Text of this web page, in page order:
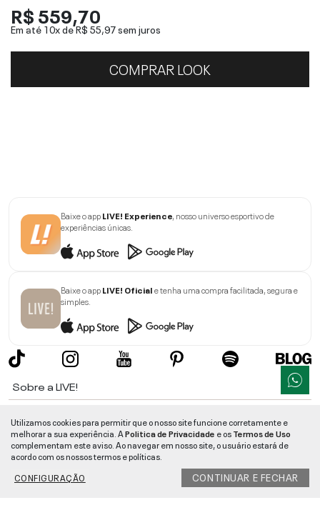
R$ 559,70
Em até 10x deR$ 55,97sem juros
COMPRAR LOOK
Baixe o appLIVE! Experience, nosso universo esportivo de
experiências únicas.
Baixe o appLIVE! Oficiale tenha uma compra facilitada, segura e
simples.
Sobre a LIVE!
Informações
Utilizamos cookies para permitir que o nosso site funcione corretamente e
melhorar a sua experiência. APolitica de Privacidade e osTermos de Uso
complementam este aviso. Ao navegar em nosso site, o usuário estará de
acordo com os nossos termos e políticas.
CONFIGURAÇÃO
CONTINUAR E FECHAR